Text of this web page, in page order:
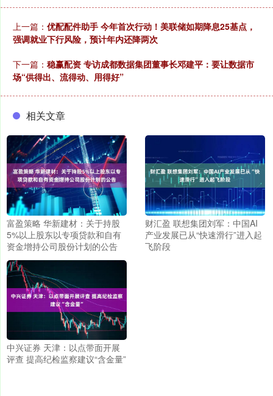
上一篇： 优配配件助手 今年首次行动！美联储如期降息25基点，
强调就业下行风险，预计年内还降两次
下一篇： 稳赢配资 专访成都数据集团董事长邓建平：要让数据市
场“供得出、流得动、用得好”
相关文章
富盈策略 华新建材：关于持股
5%以上股东以专项贷款和自有
资金增持公司股份计划的公告
财汇盈 联想集团刘军：中国AI
产业发展已从“快速滑行”进入起
飞阶段
中兴证券 天津：以点带面开展
评查 提高纪检监察建议“含金量”